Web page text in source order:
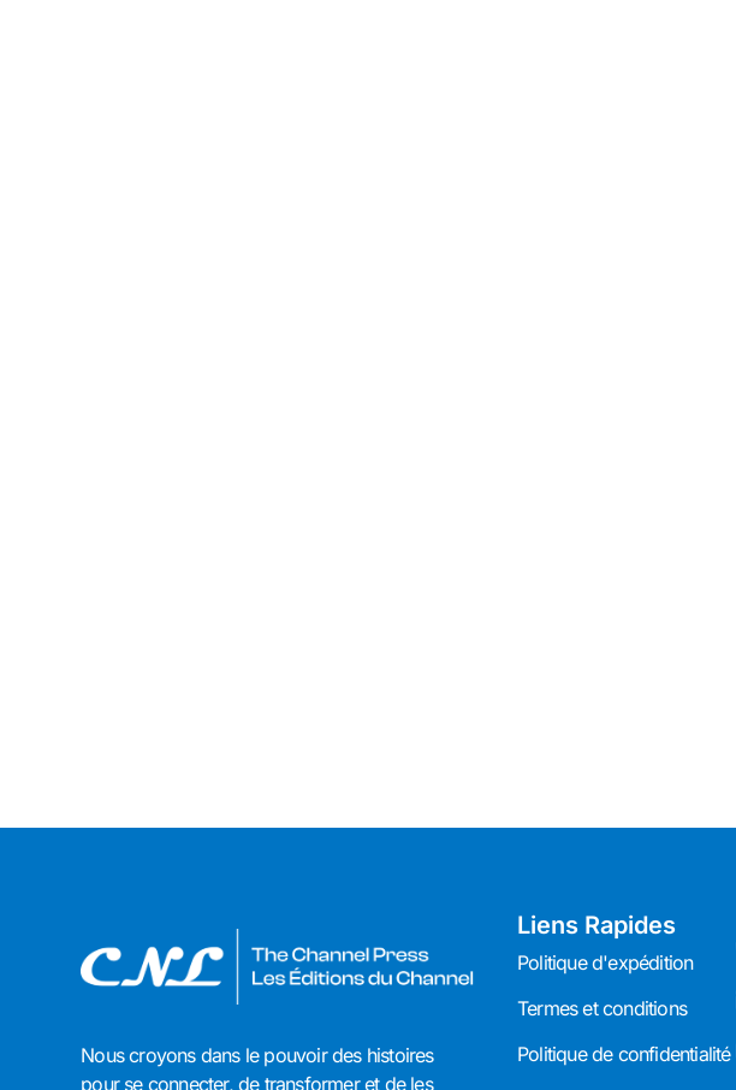
Nous croyons dans le pouvoir des histoires
pour se connecter, de transformer et de les
Liens Rapides
Politique d'expédition
Termes et conditions
Politique de confidentialité